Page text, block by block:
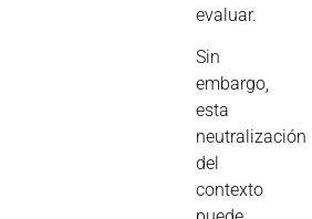
evaluar.
Sin
embargo,
esta
neutralización
del
contexto